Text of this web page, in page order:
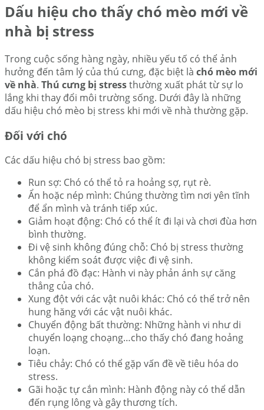
Dấu hiệu cho thấy chó mèo mới về
nhà bị stress
Trong cuộc sống hàng ngày, nhiều yếu tố có thể ảnh
hưởng đến tâm lý của thú cưng, đặc biệt là chó mèo mới
về nhà. Thú cưng bị stressthường xuất phát từ sự lo
lắng khi thay đổi môi trường sống. Dưới đây là những
dấu hiệu chó mèo bị stress khi mới về nhà thường gặp.
Đối với chó
Các dấu hiệu chó bị stress bao gồm:
Run sợ: Chó có thể tỏ ra hoảng sợ, rụt rè.
Ẩn hoặc nép mình: Chúng thường tìm nơi yên tĩnh
để ẩn mình và tránh tiếp xúc.
Giảm hoạt động: Chó có thể ít đi lại và chơi đùa hơn
bình thường.
Đi vệ sinh không đúng chỗ: Chó bị stress thường
không kiểm soát được việc đi vệ sinh.
Cắn phá đồ đạc: Hành vi này phản ánh sự căng
thẳng của chó.
Xung đột với các vật nuôi khác: Chó có thể trở nên
hung hăng với các vật nuôi khác.
Chuyển động bất thường: Những hành vi như di
chuyển loạng choạng…cho thấy chó đang hoảng
loạn.
Tiêu chảy: Chó có thể gặp vấn đề về tiêu hóa do
stress.
Gãi hoặc tự cắn mình: Hành động này có thể dẫn
đến rụng lông và gây thương tích.